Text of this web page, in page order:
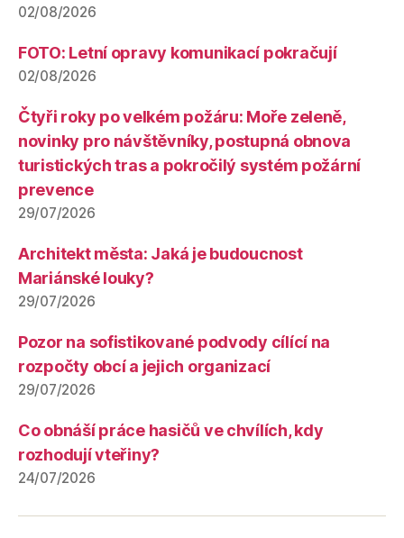
02/08/2026
FOTO: Letní opravy komunikací pokračují
02/08/2026
Čtyři roky po velkém požáru: Moře zeleně,
novinky pro návštěvníky, postupná obnova
turistických tras a pokročilý systém požární
prevence
29/07/2026
Architekt města: Jaká je budoucnost
Mariánské louky?
29/07/2026
Pozor na sofistikované podvody cílící na
rozpočty obcí a jejich organizací
29/07/2026
Co obnáší práce hasičů ve chvílích, kdy
rozhodují vteřiny?
24/07/2026